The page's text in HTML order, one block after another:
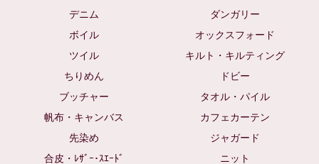
デニム
ダンガリー
ボイル
オックスフォード
ツイル
キルト・キルティング
ちりめん
ドビー
ブッチャー
タオル・パイル
帆布・キャンバス
カフェカーテン
先染め
ジャガード
合皮・ﾚｻﾞｰ･ｽｴｰﾄﾞ
ニット